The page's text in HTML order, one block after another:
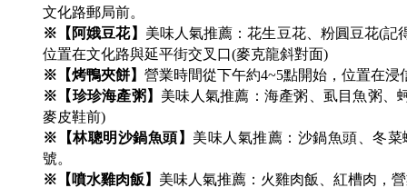
文化路郵局前。
※【阿娥豆花】 美味人氣推薦：花生豆花、粉圓豆花(記
位置在文化路與延平街交叉口(麥克龍斜對面)
※【烤鴨夾餅】 營業時間從下午約4~5點開始，位置在浸
※【珍珍海產粥】 美味人氣推薦：海產粥、虱目魚粥、
麥皮鞋前)
※【林聰明沙鍋魚頭】 美味人氣推薦：沙鍋魚頭、冬
號。
※【噴水雞肉飯】 美味人氣推薦：火雞肉飯、紅槽肉，